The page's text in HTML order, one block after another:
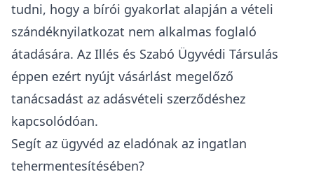
tudni, hogy a bírói gyakorlat alapján a vételi
szándéknyilatkozat nem alkalmas foglaló
átadására. Az Illés és Szabó Ügyvédi Társulás
éppen ezért nyújt vásárlást megelőző
tanácsadást az adásvételi szerződéshez
kapcsolódóan.
Segít az ügyvéd az eladónak az ingatlan
tehermentesítésében?